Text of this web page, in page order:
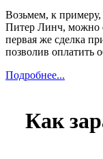
Возьмем, к примеру,
Питер Линч, можно
первая же сделка
позволив оплатить
Подробнее...
Как